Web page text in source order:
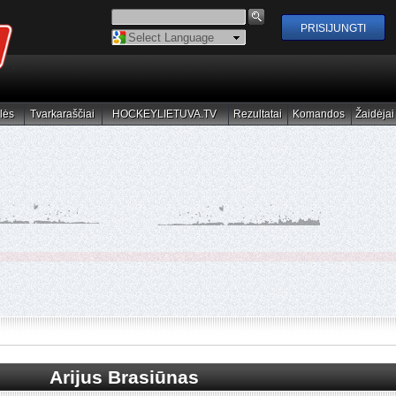
Powered by
Tvarkaraščiai
Tvarkaraščiai HOCKEYLIETUVA.TV
HOCKEYLIETUVA.TV Rezultatai
Rezultatai Komandos
Komandos Žaidėjai
Žaidėjai
Arijus Brasiūnas